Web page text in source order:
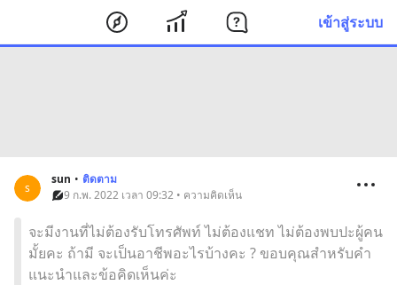
เข้าสู่ระบบ
s
sun • ติดตาม
9 ก.พ. 2022 เวลา 09:32 • ความคิดเห็น
จะมีงานที่ไม่ต้องรับโทรศัพท์ ไม่ต้องแชท ไม่ต้องพบปะผู้คน
มั้ยคะ ถ้ามี จะเป็นอาชีพอะไรบ้างคะ ? ขอบคุณสำหรับคำ
แนะนำและข้อคิดเห็นค่ะ